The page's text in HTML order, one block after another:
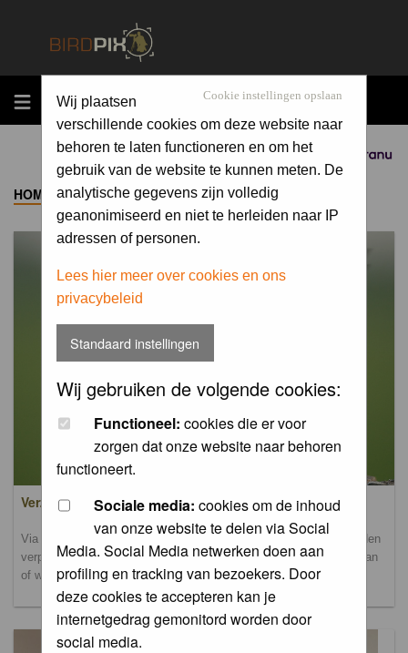
MENU
Sponsored by
Cookie instellingen opslaan
Wij plaatsen
verschillende cookies om deze website naar
behoren te laten functioneren en om het
gebruik van de website te kunnen meten. De
analytische gegevens zijn volledig
geanonimiseerd en niet te herleiden naar IP
adressen of personen.
Lees hier meer over cookies en ons
privacybeleid
Standaard instellingen
Wij gebruiken de volgende cookies:
Functioneel: cookies die er voor
zorgen dat onze website naar behoren
functioneert.
Sociale media: cookies om de inhoud
van onze website te delen via Social
Media. Social Media netwerken doen aan
profiling en tracking van bezoekers. Door
deze cookies te accepteren kan je
internetgedrag gemonitord worden door
social media.
HOME ->ALBUM
Verzamel- en uploadalbum
Via dit album kun je foto's uploaden. Onderscheidende foto's worden
verplaatst naar de database-albums. Andere foto's blijven hier staan
of worden verplaatst naar het verbeteralbum.